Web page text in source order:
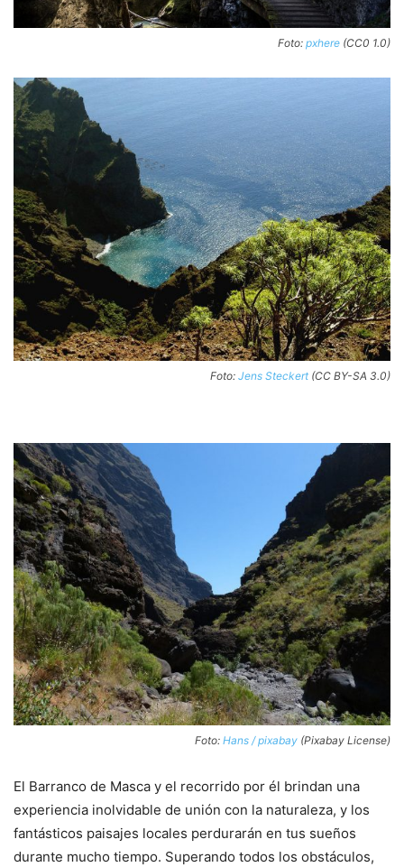
Foto: pxhere (CC0 1.0)
Foto: Jens Steckert(CC BY-SA 3.0)
Foto: Hans / pixabay (Pixabay License)
El Barranco de Masca y el recorrido por él brindan una
experiencia inolvidable de unión con la naturaleza, y los
fantásticos paisajes locales perdurarán en tus sueños
durante mucho tiempo. Superando todos los obstáculos,